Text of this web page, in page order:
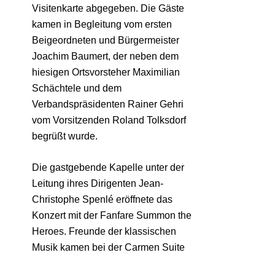
Visitenkarte abgegeben. Die Gäste
kamen in Begleitung vom ersten
Beigeordneten und Bürgermeister
Joachim Baumert, der neben dem
hiesigen Ortsvorsteher Maximilian
Schächtele und dem
Verbandspräsidenten Rainer Gehri
vom Vorsitzenden Roland Tolksdorf
begrüßt wurde.
Die gastgebende Kapelle unter der
Leitung ihres Dirigenten Jean-
Christophe Spenlé eröffnete das
Konzert mit der Fanfare Summon the
Heroes. Freunde der klassischen
Musik kamen bei der Carmen Suite